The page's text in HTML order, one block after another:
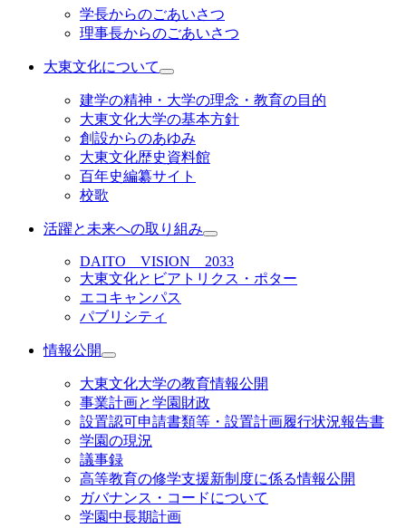
学長からのごあいさつ
理事長からのごあいさつ
大東文化について
建学の精神・大学の理念・教育の目的
大東文化大学の基本方針
創設からのあゆみ
大東文化歴史資料館
百年史編纂サイト
校歌
活躍と未来への取り組み
DAITO VISION 2033
大東文化とビアトリクス・ポター
エコキャンパス
パブリシティ
情報公開
大東文化大学の教育情報公開
事業計画と学園財政
設置認可申請書類等・設置計画履行状況報告書
学園の現況
議事録
高等教育の修学支援新制度に係る情報公開
ガバナンス・コードについて
学園中長期計画